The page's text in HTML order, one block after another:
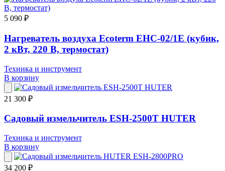
5 090 ₽
Нагреватель воздуха Ecoterm EHC-02/1E (кубик,
2 кВт, 220 В, термостат)
Техника и инструмент
В корзину
21 300 ₽
Садовый измельчитель ESH-2500T HUTER
Техника и инструмент
В корзину
34 200 ₽